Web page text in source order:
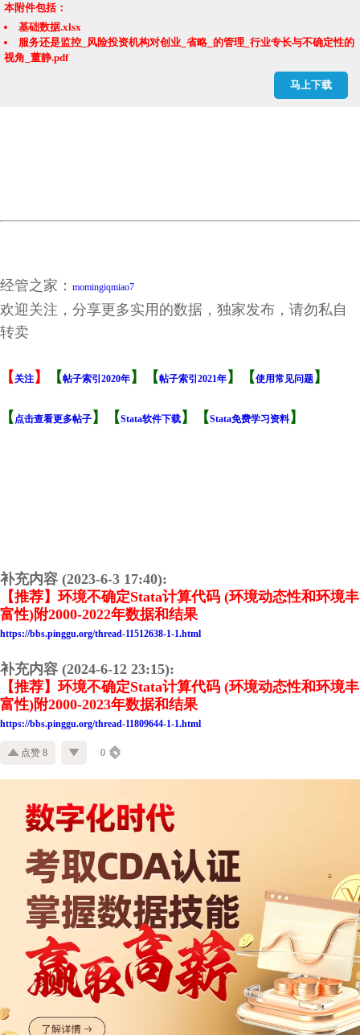
马上下载
本附件包括：
基础数据.xlsx
服务还是监控_风险投资机构对创业_省略_的管理_行业专长与不确定性的
视角_董静.pdf
经管之家： momingiqmiao7
欢迎关注，分享更多实用的数据，独家发布，请勿私自
转卖
【 关注 】 【帖子索引2020年 】【帖子索引2021年 】【使用常见问题 】
【 点击查看更多帖子 】【Stata软件下载 】【Stata免费学习资料 】
补充内容 (2023-6-3 17:40):
【推荐】环境不确定Stata计算代码 (环境动态性和环境丰
富性)附2000-2022年数据和结果
https://bbs.pinggu.org/thread-11512638-1-1.html
补充内容 (2024-6-12 23:15):
【推荐】环境不确定Stata计算代码 (环境动态性和环境丰
富性)附2000-2023年数据和结果
https://bbs.pinggu.org/thread-11809644-1-1.html
点赞 8 0